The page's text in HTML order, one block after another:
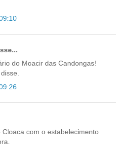
do Moacir das Candongas!
com o estabelecimento